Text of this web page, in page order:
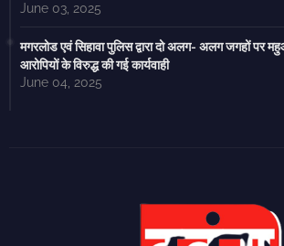
June 03, 2025
मगरलोड एवं सिहावा पुलिस द्वारा दो अलग- अलग जगहों पर
आरोपियों के विरुद्ध की गई कार्यवाही
June 04, 2025